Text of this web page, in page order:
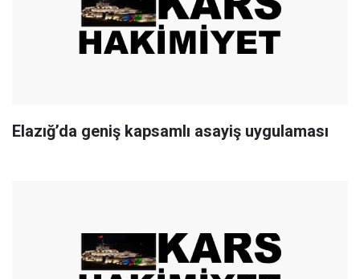
Elazığ’da geniş kapsamlı asayiş uygulaması